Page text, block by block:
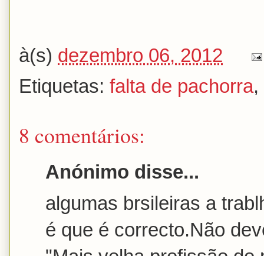
à(s) dezembro 06, 2012
Etiquetas: falta de pachorra,
8 comentários:
Anónimo disse...
algumas brsileiras a
é que é correcto.Não